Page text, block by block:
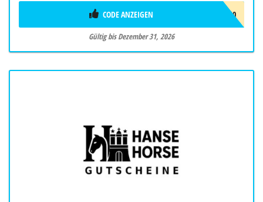
AWNEU10
CODE ANZEIGEN
Gültig bis Dezember 31, 2026